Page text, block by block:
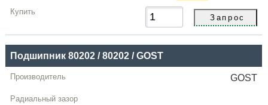
Подшипник 80202 / 80202 / GOST
GOST